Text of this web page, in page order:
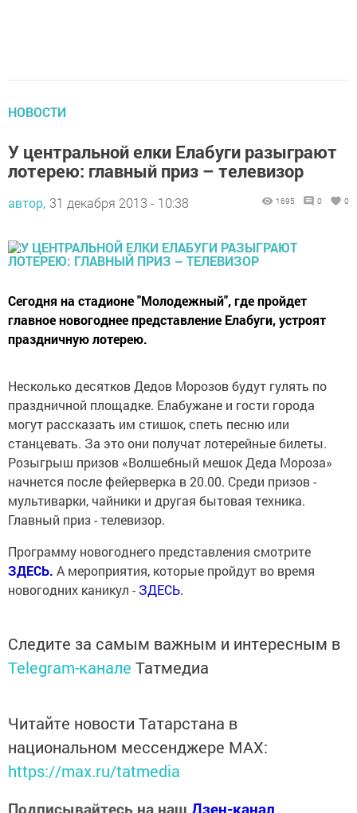
НОВОСТИ
У центральной елки Елабуги разыграют
лотерею: главный приз – телевизор
автор, 31 декабря 2013 - 10:38 1695 0 0
Сегодня на стадионе "Молодежный", где пройдет
главное новогоднее представление Елабуги, устроят
праздничную лотерею.
Несколько десятков Дедов Морозов будут гулять по
праздничной площадке. Елабужане и гости города
могут рассказать им стишок, спеть песню или
станцевать. За это они получат лотерейные билеты.
Розыгрыш призов «Волшебный мешок Деда Мороза»
начнется после фейерверка в 20.00. Среди призов -
мультиварки, чайники и другая бытовая техника.
Главный приз - телевизор.
Программу новогоднего представления смотрите
ЗДЕСЬ. А мероприятия, которые пройдут во время
новогодних каникул - ЗДЕСЬ.
Следите за самым важным и интересным в
Telegram-канале Татмедиа
Читайте новости Татарстана в
национальном мессенджере MАХ:
https://max.ru/tatmedia
Подписывайтесь на наш Дзен-канал